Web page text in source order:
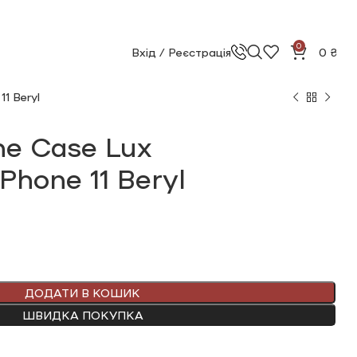
Вхід / Реєстрація 0 0 ₴
Beryl
Сase Lux
11 Beryl
ДОДАТИ В КОШИК
ШВИДКА ПОКУПКА